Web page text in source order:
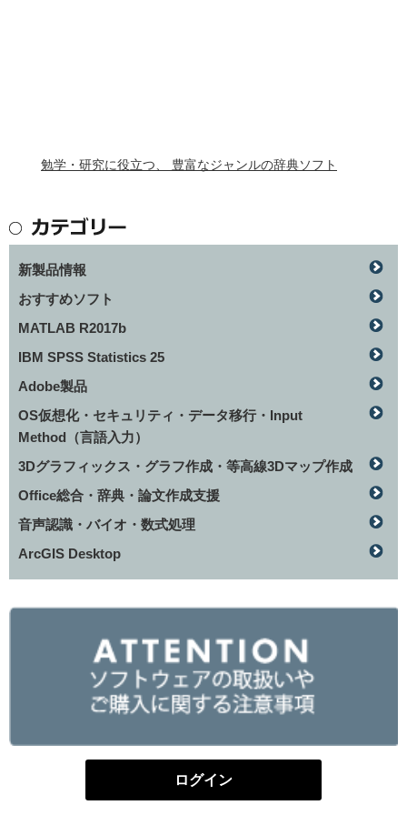
勉学・研究に役立つ、 豊富なジャンルの辞典ソフト
新製品情報
おすすめソフト
MATLAB R2017b
IBM SPSS Statistics 25
Adobe製品
OS仮想化・セキュリティ・データ移行・Input
Method（言語入力）
3Dグラフィックス・グラフ作成・等高線3Dマップ作成
Office総合・辞典・論文作成支援
音声認識・バイオ・数式処理
ArcGIS Desktop
ログイン